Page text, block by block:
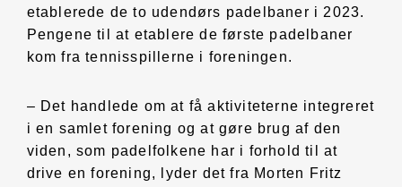
etablerede de to udendørs padelbaner i 2023.
Pengene til at etablere de første padelbaner
kom fra tennisspillerne i foreningen.
– Det handlede om at få aktiviteterne integreret
i en samlet forening og at gøre brug af den
viden, som padelfolkene har i forhold til at
drive en forening, lyder det fra Morten Fritz